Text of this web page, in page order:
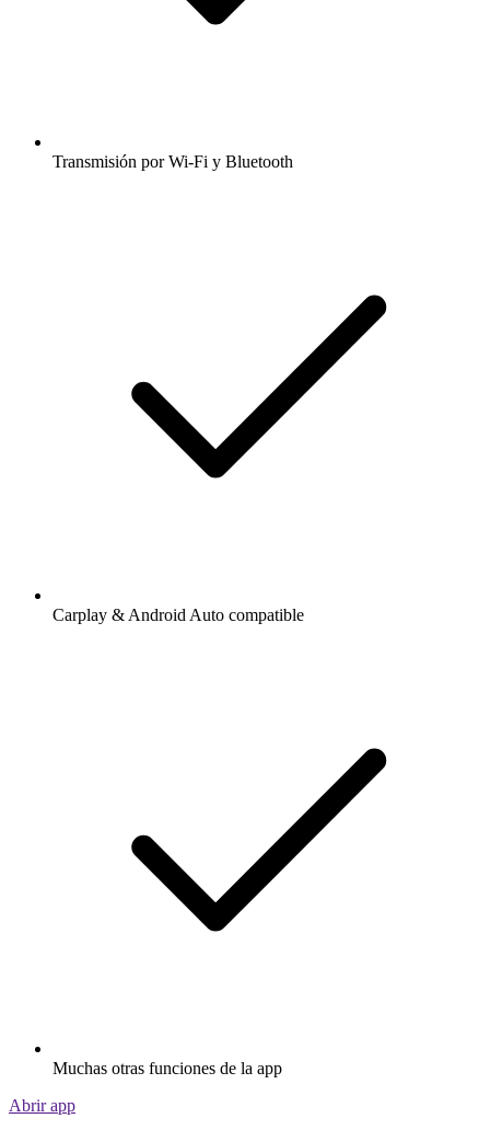
Transmisión por Wi-Fi y Bluetooth
Carplay & Android Auto compatible
Muchas otras funciones de la app
Abrir app